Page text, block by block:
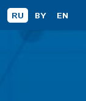
RU BY EN